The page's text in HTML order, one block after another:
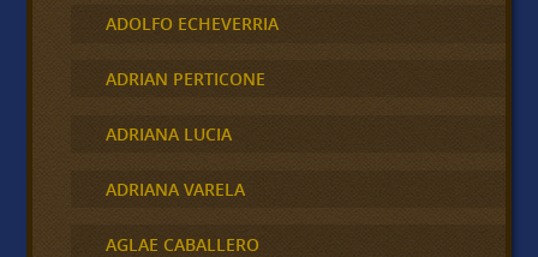
ADOLFO ECHEVERRIA
ADRIAN PERTICONE
ADRIANA LUCIA
ADRIANA VARELA
AGLAE CABALLERO